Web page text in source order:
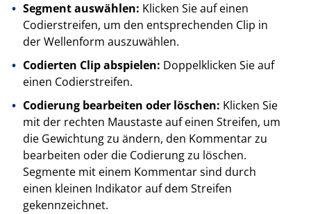
Segment auswählen: Klicken Sie auf einen
Codierstreifen, um den entsprechenden Clip in
der Wellenform auszuwählen.
Codierten Clip abspielen: Doppelklicken Sie auf
einen Codierstreifen.
Codierung bearbeiten oder löschen: Klicken Sie
mit der rechten Maustaste auf einen Streifen, um
die Gewichtung zu ändern, den Kommentar zu
bearbeiten oder die Codierung zu löschen.
Segmente mit einem Kommentar sind durch
einen kleinen Indikator auf dem Streifen
gekennzeichnet.